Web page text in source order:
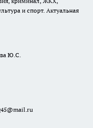
и спорт. Актуальная
Ю.С.